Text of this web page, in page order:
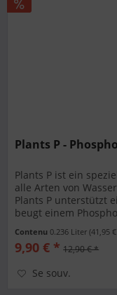
Plants P -
Plants P ist ein
alle Arten von
Plants P unterstützt
beugt einem
Contenu 0.236 Liter(41,95
9,90 € * 12,90 € *
Se souv.